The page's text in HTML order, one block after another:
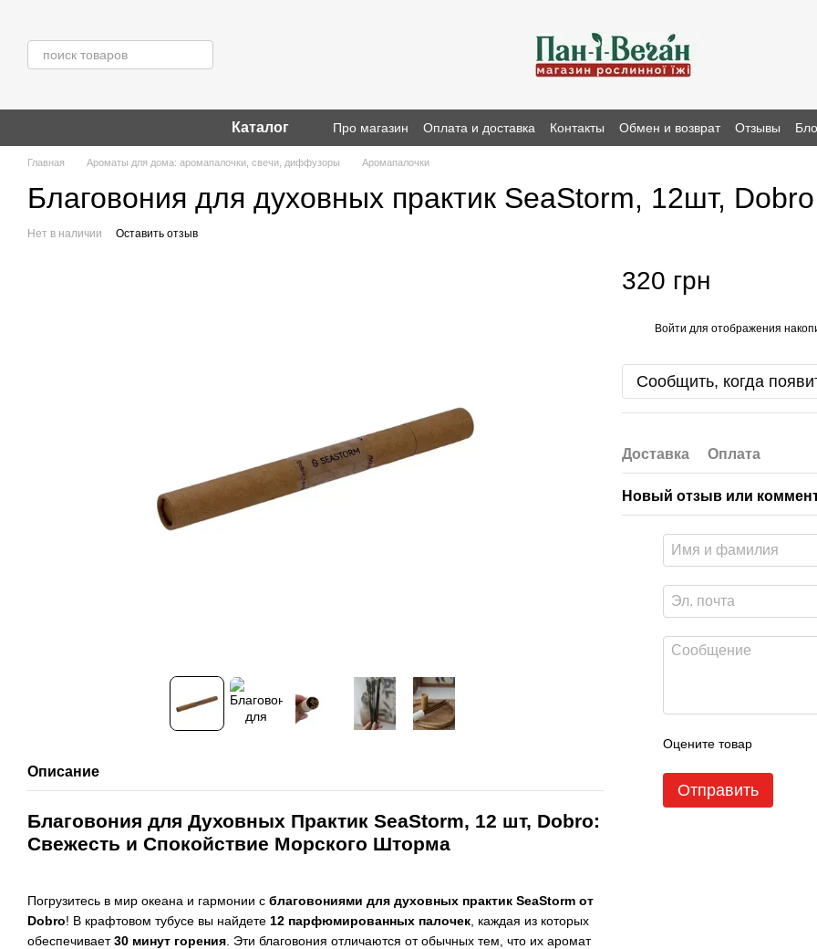
Каталог Про магазин Оплата и доставка Контакты Обмен и возврат Отзывы
Главная Ароматы для дома: аромапалочки, свечи, диффузоры Аромапалочки
Благовония для духовных практик SeaStorm, 12шт, Dobro
Нет в наличии Оставить отзыв
Описание
Благовония для Духовных Практик SeaStorm, 12 шт, Dobro:
Свежесть и Спокойствие Морского Шторма
Погрузитесь в мир океана и гармонии с благовониями для духовных практик SeaStorm от
Dobro! В крафтовом тубусе вы найдете 12 парфюмированных палочек , каждая из которых
обеспечивает30 минут горения . Эти благовония отличаются от обычных тем, что их аромат
320 грн
Войти для отображения
Сообщить, когда
Доставка Оплата
Новый отзыв или
Оцените товар
Отправить